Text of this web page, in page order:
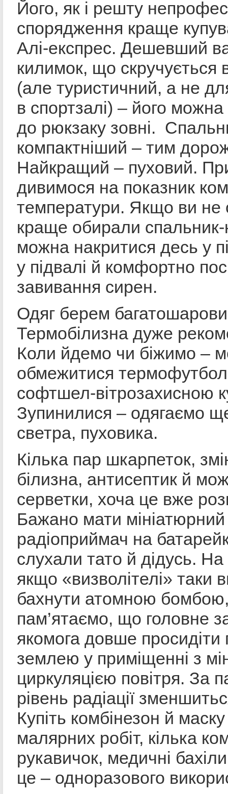
Його, як і решту
спорядження краще
Алі-експрес. Дешевший
килимок, що скручується
(але туристичний, а не
в спортзалі) – його
до рюкзаку зовні.
компактніший – тим
Найкращий – пуховий.
дивимося на показник
температури. Якщо ви не
краще обирали спальник-
можна накритися десь у
у підвалі й комфортно
завивання сирен.
Одяг берем
Термобілизна дуже
Коли йдемо чи біжимо –
обмежитися
софтшел-вітрозахисною
Зупинилися – одягаємо
светра, пуховика.
Кілька пар шкарпеток,
білизна, антисептик й
серветки, хоча це вже
Бажано мати мініатюрний
радіоприймач на
слухали тато й дідусь.
якщо «визволітелі» таки
бахнути атомною
пам’ятаємо, що головне
якомога довше просидіти
землею у приміщенні з
циркуляцією повітря. За
рівень радіації
Купіть комбінезон й
малярних робіт, кілька
рукавичок, медичні
це – одноразового